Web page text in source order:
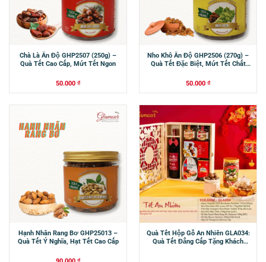
Chà Là Ấn Độ GHP2507 (250g) –
Quà Tết Cao Cấp, Mứt Tết Ngon
50.000 ₫
Nho Khô Ấn Độ GHP2506 (270g) –
Quà Tết Đặc Biệt, Mứt Tết Chất
50.000 ₫
Hạnh Nhân Rang Bơ GHP25013 –
Quà Tết Ý Nghĩa, Hạt Tết Cao Cấp
Quà Tết Hộp Gỗ An Nhiên GLA034:
Quà Tết Đẳng Cấp Tặng Khách